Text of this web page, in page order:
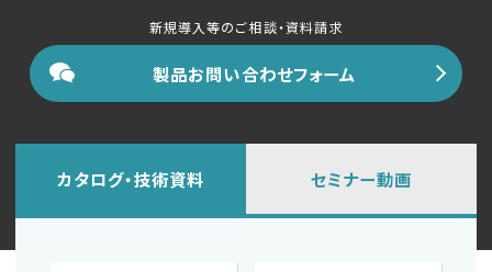
新規導入等のご相談・資料請求
製品お問い合わせフォーム
カタログ・技術資料 セミナー動画